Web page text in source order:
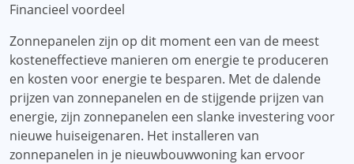
Financieel voordeel
Zonnepanelen zijn op dit moment een van de meest
kosteneffectieve manieren om energie te produceren
en kosten voor energie te besparen. Met de dalende
prijzen van zonnepanelen en de stijgende prijzen van
energie, zijn zonnepanelen een slanke investering voor
nieuwe huiseigenaren. Het installeren van
zonnepanelen in je nieuwbouwwoning kan ervoor